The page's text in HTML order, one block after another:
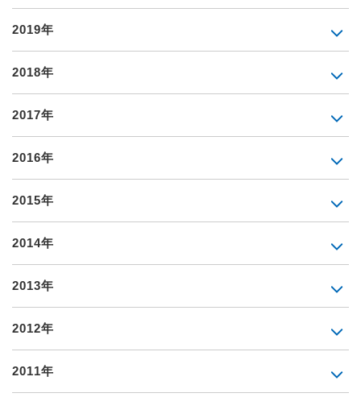
2019年
2018年
2017年
2016年
2015年
2014年
2013年
2012年
2011年